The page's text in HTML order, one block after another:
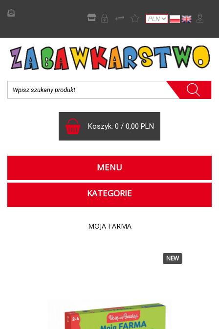
Koszyk: 0 / 0,00 PLN
MENU
KATEGORIE
MOJA FARMA
NEW